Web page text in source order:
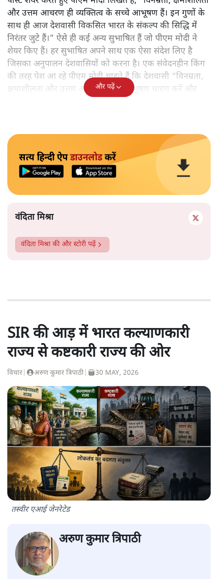
और उत्तम आचरण ही व्यक्तित्व के सच्चे आभूषण हैं। इन गुणों के
साथ ही आज देशवासी विकसित भारत के संकल्प की सिद्धि में
निरंतर जुटे हैं।” ऐसे ही कई अन्य सुभाषित हैं जो पीएम मोदी ने
शेयर किए हैं। हर सुभाषित अपने साथ एक ऐसा संदेश लिए है
जिसका अनुपालन देशवासियों को करना है। एक संवेदनहीन किंग
की तरह पेश आ रहे पीएम मोदी चाहते हैं कि देशवासी “विनम्रता,
क्षमाशीलता और उत्तम आचरण” जैसे आभूषण धारण करें और
और पढ़ें
सत्य हिन्दी ऐपडाउनलोडकरें
वंदिता मिश्रा
वंदिता मिश्रा की और स्टोरी पढ़ें
SIR की आड़ में भारत कल्याणकारी
राज्य से कष्टकारी राज्य की ओर
विचार अरुण कुमार त्रिपाठी 30 MAY, 2026
तस्वीर एआई जेनरेटेड
अरुण कुमार त्रिपाठी